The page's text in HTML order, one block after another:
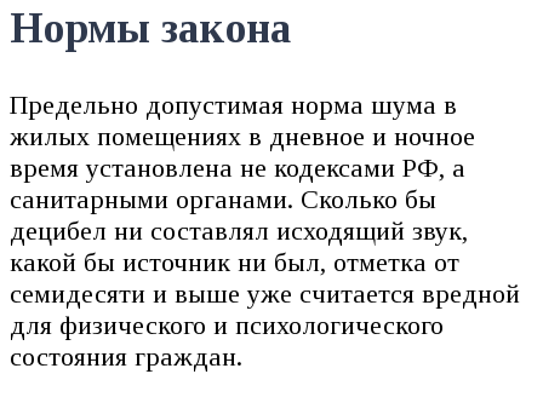
Нормы закона
Предельно допустимая норма шума в
жилых помещениях в дневное и ночное
время установлена не кодексами РФ, а
санитарными органами. Сколько бы
децибел ни составлял исходящий звук,
какой бы источник ни был, отметка от
семидесяти и выше уже считается вредной
для физического и психологического
состояния граждан.